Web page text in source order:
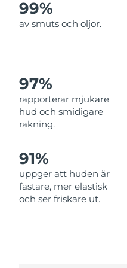
99%
av smuts och oljor.
97%
rapporterar mjukare
hud och smidigare
rakning.
91%
uppger att huden är
fastare, mer elastisk
och ser friskare ut.
Filippinerna
Puerto Rico
Qatar
Réunion
Rumänien